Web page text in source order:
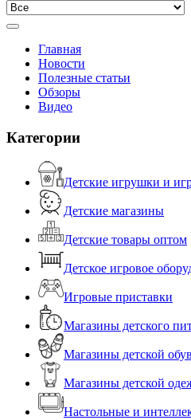
Главная
Новости
Полезные статьи
Обзоры
Видео
Категории
Детские игрушки и
Детские магазины
Детские товары оптом
Детское игровое
Игровые приставки
Магазины детского
Магазины детской
Магазины детской
Настольные и